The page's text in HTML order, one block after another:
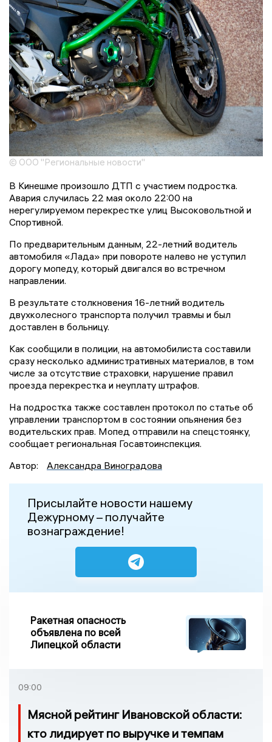
© ООО "Региональные новости"
В Кинешме произошло ДТП с участием подростка.
Авария случилась 22 мая около 22:00 на
нерегулируемом перекрестке улиц Высоковольтной и
Спортивной.
По предварительным данным, 22-летний водитель
автомобиля «Лада» при повороте налево не уступил
дорогу мопеду, который двигался во встречном
направлении.
В результате столкновения 16-летний водитель
двухколесного транспорта получил травмы и был
доставлен в больницу.
Как сообщили в полиции, на автомобилиста составили
сразу несколько административных материалов, в том
числе за отсутствие страховки, нарушение правил
проезда перекрестка и неуплату штрафов.
На подростка также составлен протокол по статье об
управлении транспортом в состоянии опьянения без
водительских прав. Мопед отправили на спецстоянку,
сообщает региональная Госавтоинспекция.
Автор:
Александра Виноградова
Присылайте новости нашему
Дежурному – получайте
вознаграждение!
Ракетная опасность
объявлена по всей
Липецкой области
09:00
Мясной рейтинг Ивановской области:
кто лидирует по выручке и темпам